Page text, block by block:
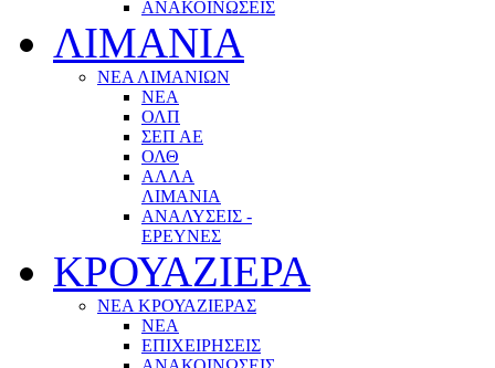
ΑΝΑΚΟΙΝΩΣΕΙΣ
ΛΙΜΑΝΙΑ
ΝΕΑ ΛΙΜΑΝΙΩΝ
ΝΕΑ
ΟΛΠ
ΣΕΠ ΑΕ
ΟΛΘ
ΑΛΛΑ
ΛΙΜΑΝΙΑ
ΑΝΑΛΥΣΕΙΣ -
ΕΡΕΥΝΕΣ
ΚΡΟΥΑΖΙΕΡΑ
ΝΕΑ ΚΡΟΥΑΖΙΕΡΑΣ
NEA
ΕΠΙΧΕΙΡΗΣΕΙΣ